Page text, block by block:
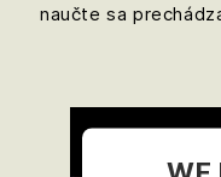
naučte sa